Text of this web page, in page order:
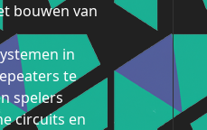
bouwen van
in
te
spelers
circuits en